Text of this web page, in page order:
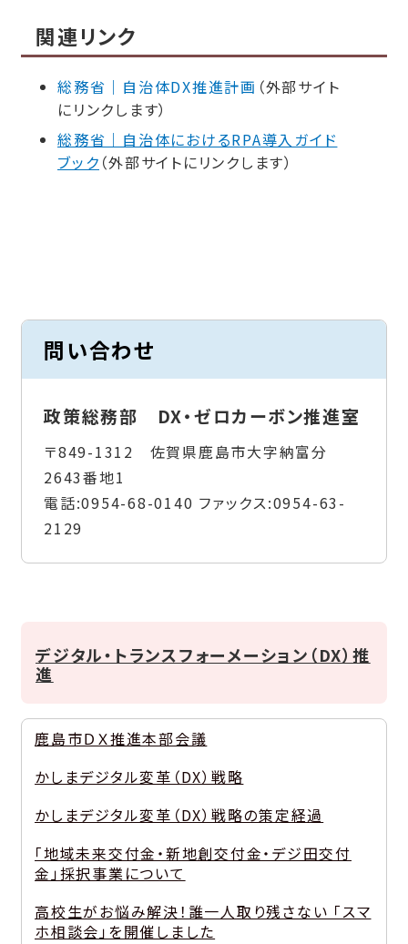
関連リンク
総務省｜自治体DX推進計画 （外部サイト
にリンクします）
総務省｜自治体におけるRPA導入ガイド
ブック （外部サイトにリンクします）
問い合わせ
政策総務部 DX・ゼロカーボン推進室
〒849-1312 佐賀県鹿島市大字納富分
2643番地1
電話:0954-68-0140 ファックス:0954-63-
2129
デジタル・トランスフォーメーション（DX）推
進
鹿島市ＤＸ推進本部会議
かしまデジタル変革（DX）戦略
かしまデジタル変革（DX）戦略の策定経過
「地域未来交付金・新地創交付金・デジ田交付
金」採択事業について
高校生がお悩み解決！誰一人取り残さない 「スマ
ホ相談会」を開催しました